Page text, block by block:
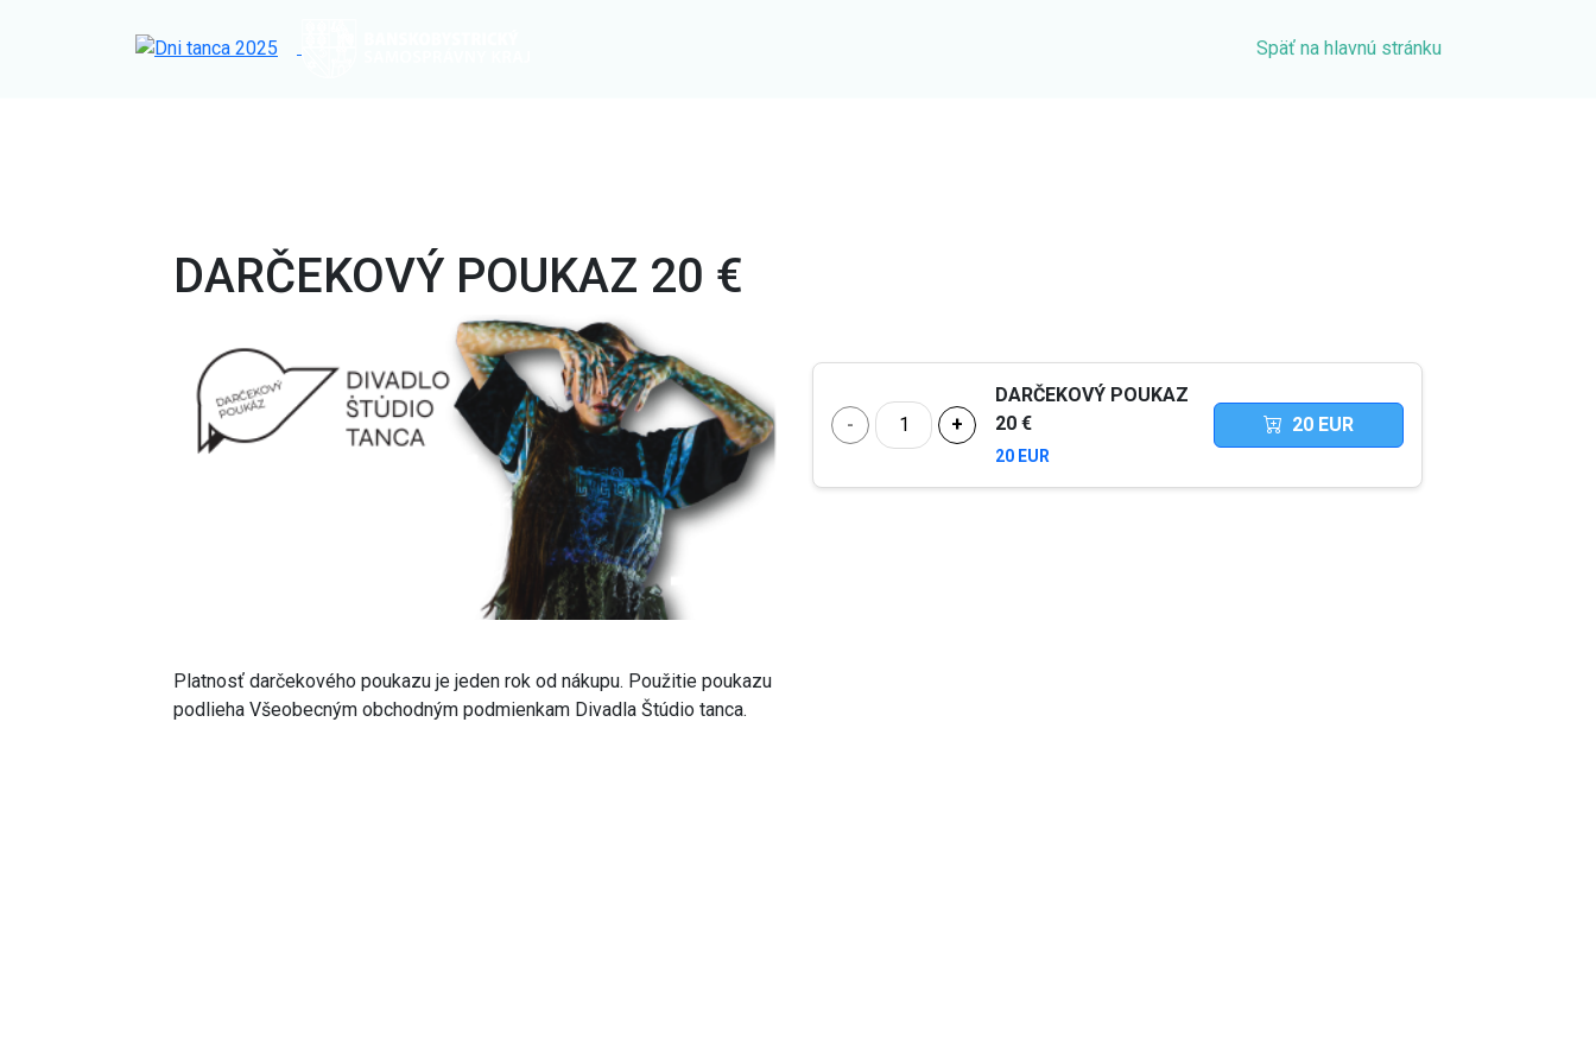
Späť na hlavnú stránku
DARČEKOVÝ POUKAZ 20 €
Platnosť darčekového poukazu je jeden rok od nákupu. Použitie poukazu
podlieha Všeobecným obchodným podmienkam Divadla Štúdio tanca.
- +
DARČEKOVÝ POUKAZ
20 €
20 EUR
20 EUR